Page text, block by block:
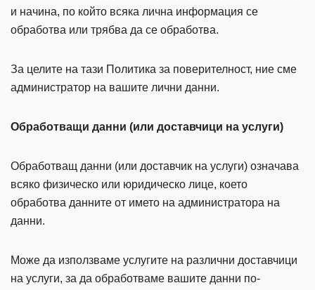
и начина, по който всяка лична информация се
обработва или трябва да се обработва.
За целите на тази Политика за поверителност, ние сме
администратор на вашите лични данни.
Обработващи данни (или доставчици на услуги)
Обработващ данни (или доставчик на услуги) означава
всяко физическо или юридическо лице, което
обработва данните от името на администратора на
данни.
Може да използваме услугите на различни доставчици
на услуги, за да обработваме вашите данни по-